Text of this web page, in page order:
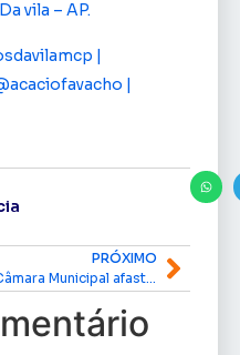
vila – AP.
|
|
PRÓXIMO
Câmara Municipal afasta Prefeito pela segunda vez